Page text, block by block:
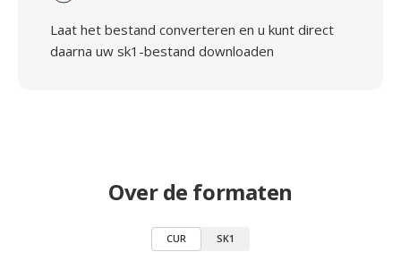
Laat het bestand converteren en u kunt direct
daarna uw sk1-bestand downloaden
Over de formaten
CUR SK1